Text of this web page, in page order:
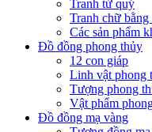
Tranh tứ quý
Tranh chữ bằng
Các sản phẩm
Đồ đồng phong thủy
12 con giáp
Linh vật phong
Tượng phong
Vật phẩm
Đồ đồng mạ vàng